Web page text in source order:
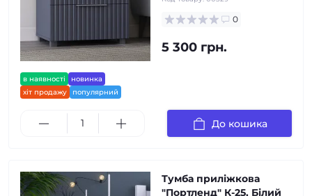
в наявності
новинка
хіт продажу
популярний
0
5 300 грн.
До кошика
Тумба приліжкова
"Портленд" К-25, Білий